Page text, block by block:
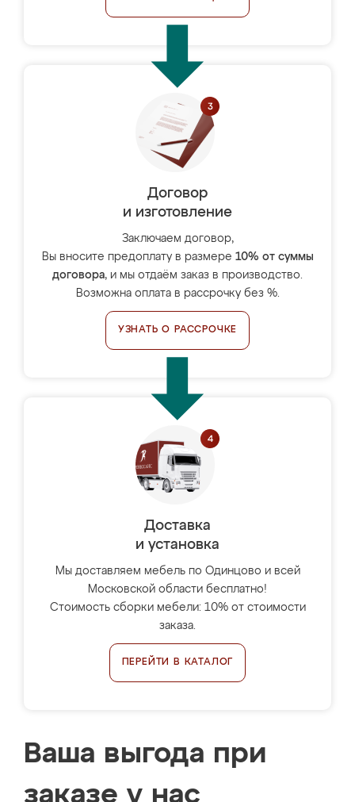
Договор
и изготовление
Заключаем договор,
Вы вносите предоплату в размере 10% от суммы
договора, и мы отдаём заказ в производство.
Возможна оплата в рассрочку без %.
УЗНАТЬ О РАССРОЧКЕ
Доставка
и установка
Мы доставляем мебель по Одинцово и всей
Московской области бесплатно!
Стоимость сборки мебели: 10% от стоимости
заказа.
ПЕРЕЙТИ В КАТАЛОГ
Ваша выгода при
заказе у нас